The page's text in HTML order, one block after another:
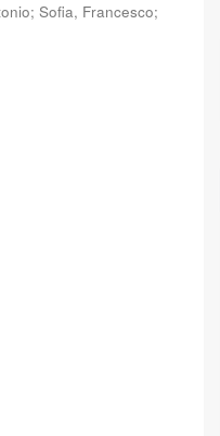
;Sofia, Francesco;